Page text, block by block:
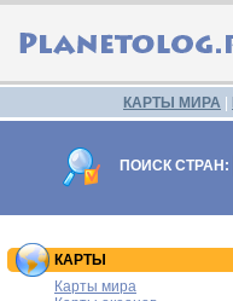
КАРТЫ МИРА
ПОИСК СТРАН:
КАРТЫ
Карты мира